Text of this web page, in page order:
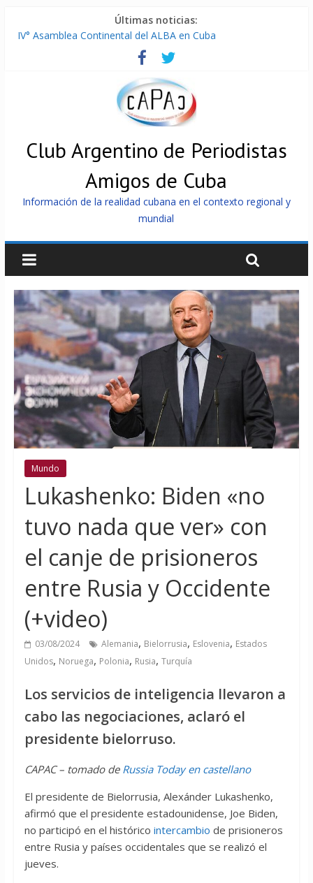
Últimas noticias:
IV° Asamblea Continental del ALBA en Cuba
ONU gestiona con “varios países interesados” envío de
Cuba, la «Gaza silenciosa»
Encuentro de Partidos Comunistas y Obreros en Cuba
China envía a Cuba sistemas 5.000 fotovoltaicos
Club Argentino de Periodistas
Amigos de Cuba
Información de la realidad cubana en el contexto regional y
mundial
Mundo
Lukashenko: Biden «no
tuvo nada que ver» con
el canje de prisioneros
entre Rusia y Occidente
(+video)
03/08/2024 Alemania, Bielorrusia, Eslovenia, Estados
Unidos, Noruega, Polonia, Rusia, Turquía
Los servicios de inteligencia llevaron a
cabo las negociaciones, aclaró el
presidente bielorruso.
CAPAC – tomado de Russia Today en castellano
El presidente de Bielorrusia, Alexánder Lukashenko,
afirmó que el presidente estadounidense, Joe Biden,
no participó en el histórico intercambio de prisioneros
entre Rusia y países occidentales que se realizó el
jueves.